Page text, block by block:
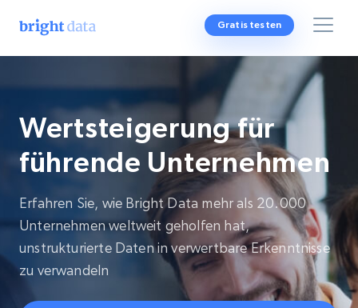
Gratis testen
Wertsteigerung für
führende Unternehmen
Erfahren Sie, wie Bright Data mehr als 20.000
Unternehmen weltweit geholfen hat,
unstrukturierte Daten in verwertbare Erkenntnisse
zu verwandeln